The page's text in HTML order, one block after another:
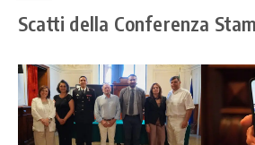
Scatti della Conferenza